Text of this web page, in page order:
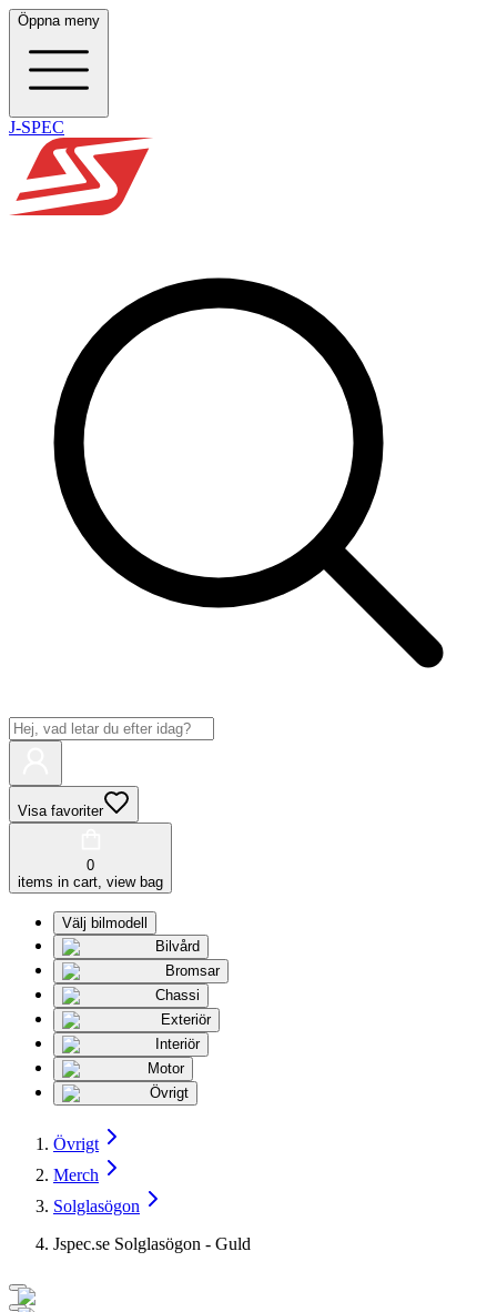
Öppna meny
J-SPEC
Visa favoriter
0
items in cart, view bag
Välj bilmodell
Bilvård
Bromsar
Chassi
Exteriör
Interiör
Motor
Övrigt
Övrigt
Merch
Solglasögon
Jspec.se Solglasögon - Guld